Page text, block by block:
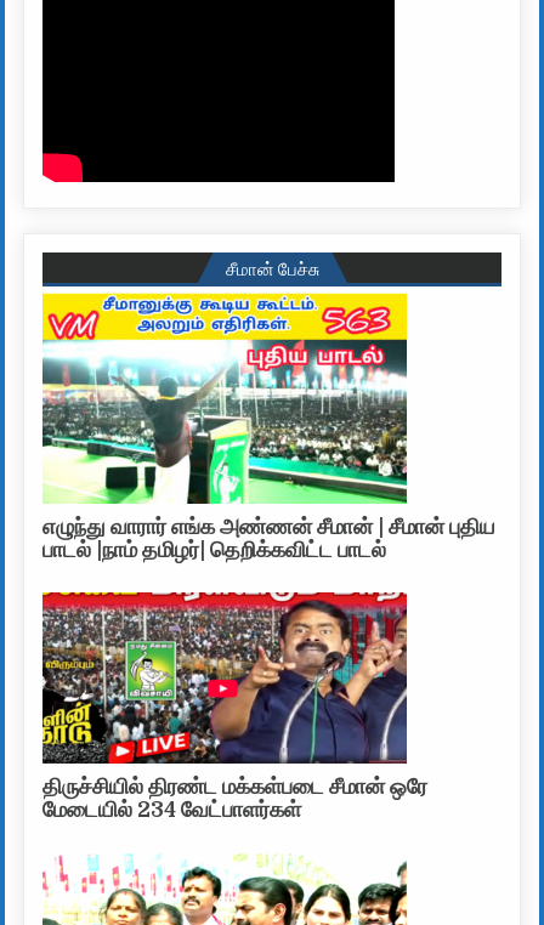
சீமான் பேச்சு
எழுந்து வாரார் எங்க அண்ணன் சீமான் | சீமான் புதிய
பாடல் |நாம் தமிழர்| தெறிக்கவிட்ட பாடல்
திருச்சியில் திரண்ட மக்கள்படை சீமான் ஒரே
மேடையில் 234 வேட்பாளர்கள்